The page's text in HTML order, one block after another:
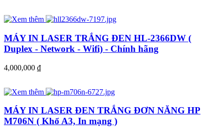
MÁY IN LASER TRẮNG ĐEN HL-2366DW (
Duplex - Network - Wifi) - Chính hãng
4,000,000 đ
MÁY IN LASER ĐEN TRẮNG ĐƠN NĂNG HP
M706N ( Khổ A3, In mạng )